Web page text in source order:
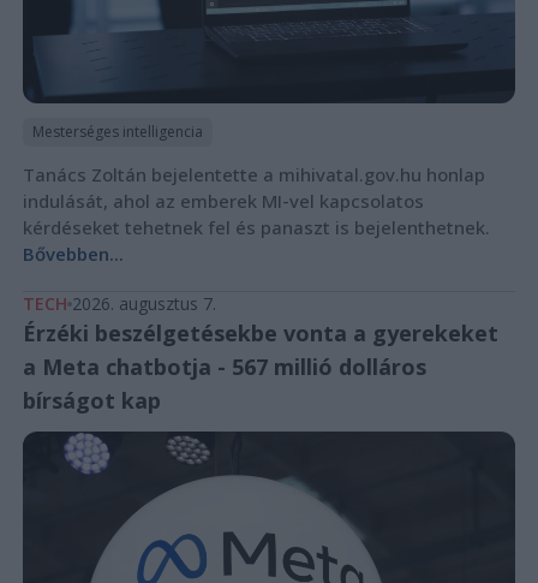
Mesterséges intelligencia
Tanács Zoltán bejelentette a mihivatal.gov.hu honlap
indulását, ahol az emberek MI-vel kapcsolatos
kérdéseket tehetnek fel és panaszt is bejelenthetnek.
Bővebben...
TECH 2026. augusztus 7.
Érzéki beszélgetésekbe vonta a gyerekeket
a Meta chatbotja - 567 millió dolláros
bírságot kap